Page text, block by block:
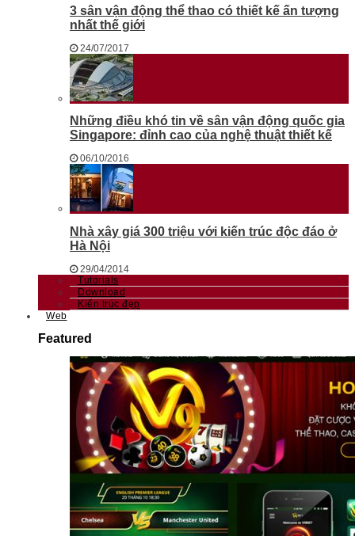
3 sân vận động thể thao có thiết kế ấn tượng
nhất thế giới
24/07/2017
Những điều khó tin về sân vận động quốc gia
Singapore: đỉnh cao của nghệ thuật thiết kế
06/10/2016
Nhà xây giá 300 triệu với kiến trúc độc đáo ở
Hà Nội
29/04/2014
Tutorials
Download
Kiến trúc đẹp
Web
Featured